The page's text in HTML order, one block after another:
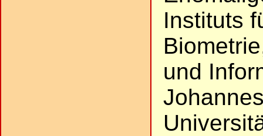
Instituts
und